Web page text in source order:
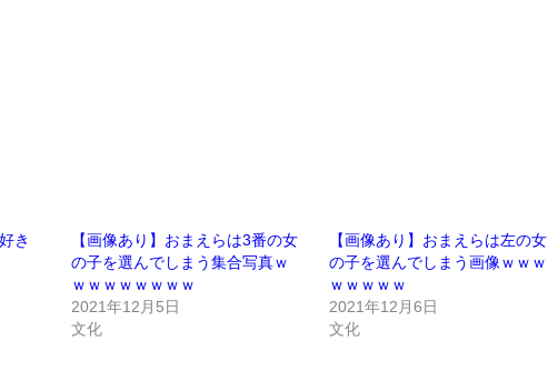
き
【画像あり】おまえらは3番の女
の子を選んでしまう集合写真ｗ
ｗｗｗｗｗｗｗｗ
2021年12月5日
文化
【画像あり】おまえらは左の女
の子を選んでしまう画像ｗｗｗ
ｗｗｗｗｗ
2021年12月6日
文化